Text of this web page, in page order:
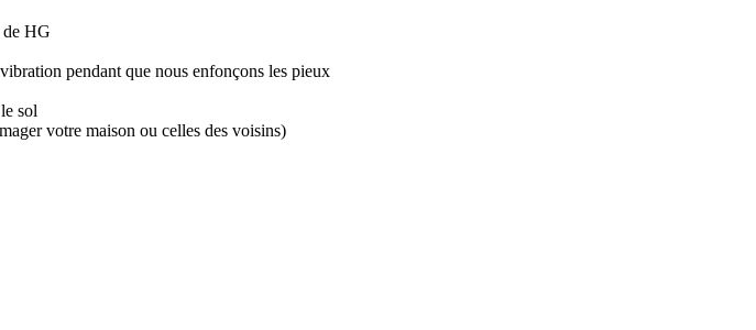
de HG
pendant que nous enfonçons les pieux
sol
votre maison ou celles des voisins)